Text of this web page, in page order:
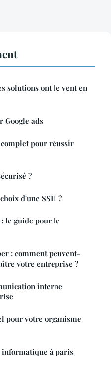
solutions ont le vent en
Google ads
pour réussir
?
d'une SSII ?
le guide pour le
: comment peuvent-
votre entreprise ?
interne
pour votre organisme
informatique à paris